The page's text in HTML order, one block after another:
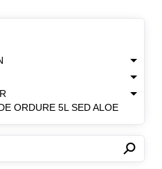
ORDURE 5L SED ALOE
⚲